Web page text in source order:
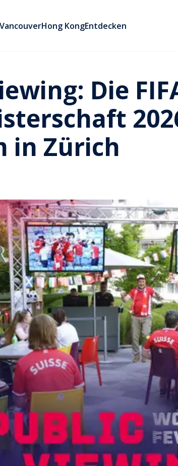
VancouverHong KongEntdecken
Die
in Zürich